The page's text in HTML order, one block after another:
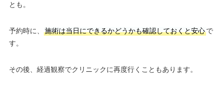
とも。
予約時に、 施術は当日にできるかどうかも確認しておくと安心で
す。
その後、経過観察でクリニックに再度行くこともあります。